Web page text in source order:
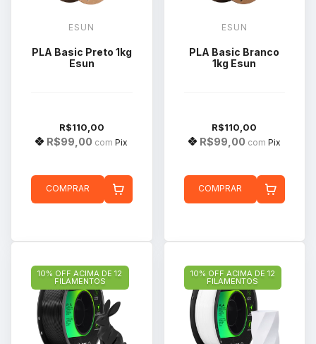
ESUN
PLA Basic Preto 1kg
Esun
R$110,00
R$99,00 com Pix
COMPRAR
ESUN
PLA Basic Branco
1kg Esun
R$110,00
R$99,00 com Pix
COMPRAR
10% OFF ACIMA DE 12
FILAMENTOS
10% OFF ACIMA DE 12
FILAMENTOS